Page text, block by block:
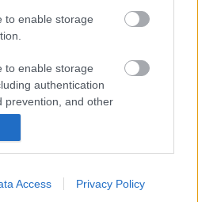
to enable storage
to enable storage
authentication
prevention, and other
Access Privacy Policy
24.
időszak ez egy
A készítők azonban
sorozat rajongóira, és
a széria különböző
feldolgozó…